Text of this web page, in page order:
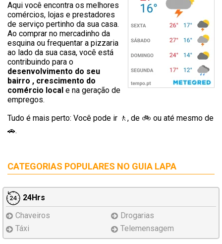
Aqui você encontra os melhores
comércios, lojas e prestadores
de serviço pertinho da sua casa.
Ao comprar no mercadinho da
esquina ou frequentar a pizzaria
ao lado da sua casa, você está
contribuindo para o
desenvolvimento do seu
bairro , crescimento do
comércio local e na geração de
empregos.
Tudo é mais perto: Você pode ir 🚶‍, de 🚲 ou até mesmo de
🚗.
CATEGORIAS POPULARES NO GUIA LAPA
24Hrs
Chaveiros
Drogarias
Táxi
Telemensagem